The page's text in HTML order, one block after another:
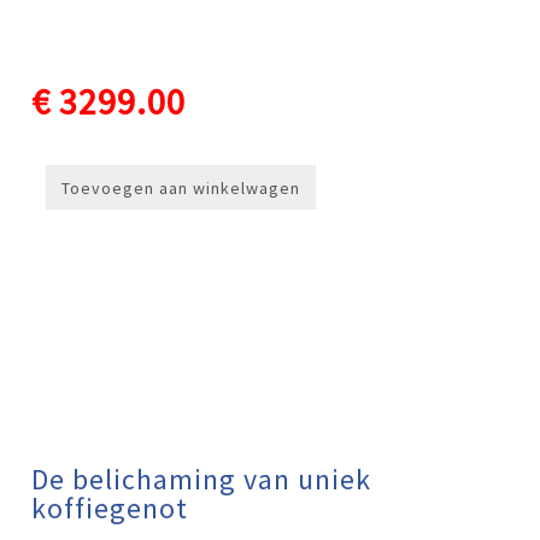
€ 3299.00
Toevoegen aan winkelwagen
De belichaming van uniek
koffiegenot